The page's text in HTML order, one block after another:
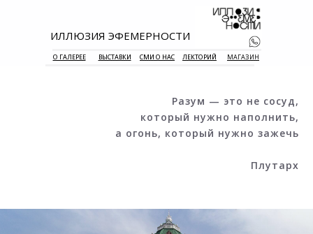
МАГАЗИН
ЛЕКТОРИЙ
СМИ О НАС
ВЫСТАВКИ
О ГАЛЕРЕЕ
ИЛЛЮЗИЯ ЭФЕМЕРНОСТИ
55
Разум — это не сосуд,
который нужно наполнить,
а огонь, который нужно зажечь
Плутарх